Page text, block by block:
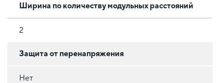
Ширина по количеству модульных расстояний
2
Защита от перенапряжения
Нет